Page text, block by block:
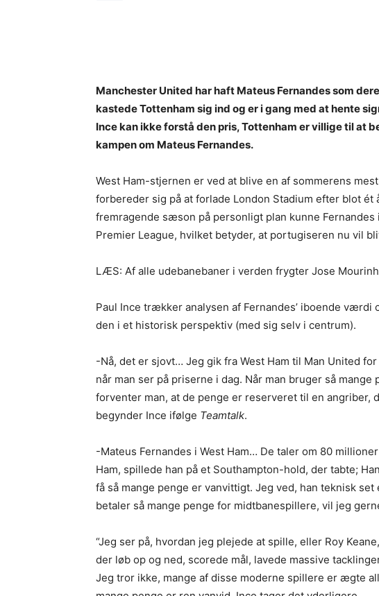
Manchester United har haft Mateus Fernandes som
kastede Tottenham sig ind og er i gang med at hente
Ince kan ikke forstå den pris, Tottenham er villige til at
kampen om Mateus Fernandes.
West Ham-stjernen er ved at blive en af sommerens
forbereder sig på at forlade London Stadium efter blot ét
fremragende sæson på personligt plan kunne
Premier League, hvilket betyder, at portugiseren nu vil
LÆS: Af alle udebanebaner i verden frygter Jose
Paul Ince trækker analysen af Fernandes’ iboende
den i et historisk perspektiv (med sig selv i centrum).
-Nå, det er sjovt… Jeg gik fra West Ham til Man United
når man ser på priserne i dag. Når man bruger så
forventer man, at de penge er reserveret til en angriber,
begynder Ince ifølge Teamtalk.
-Mateus Fernandes i West Ham… De taler om 80
Ham, spillede han på et Southampton-hold, der tabte;
få så mange penge er vanvittigt. Jeg ved, han teknisk
betaler så mange penge for midtbanespillere, vil jeg
“Jeg ser på, hvordan jeg plejede at spille, eller Roy
der løb op og ned, scorede mål, lavede massive
Jeg tror ikke, mange af disse moderne spillere er ægte